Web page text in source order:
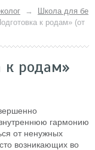
→
Школа для бе
к родам» (от
к родам»
гармонию
от ненужных
возникающих во